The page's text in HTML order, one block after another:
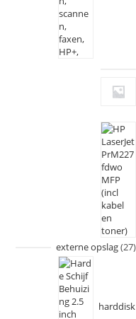
externe opslag 27
harddisk